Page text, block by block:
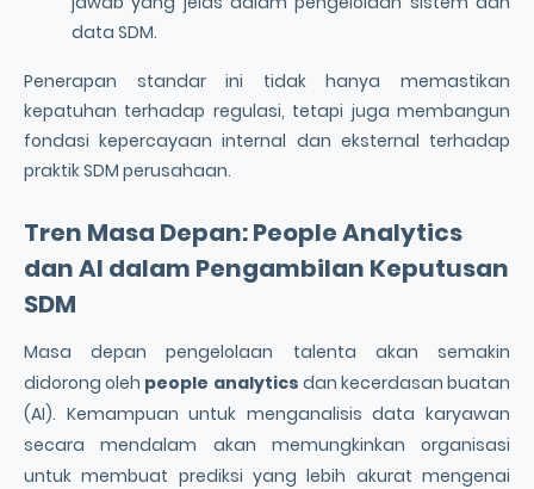
data SDM.
Penerapan standar ini tidak hanya memastikan
kepatuhan terhadap regulasi, tetapi juga membangun
fondasi kepercayaan internal dan eksternal terhadap
praktik SDM perusahaan.
Tren Masa Depan:People Analytics
dan AI dalam Pengambilan Keputusan
SDM
Masa depan pengelolaan talenta akan semakin
didorong oleh people analytics dan kecerdasan buatan
(AI). Kemampuan untuk menganalisis data karyawan
secara mendalam akan memungkinkan organisasi
untuk membuat prediksi yang lebih akurat mengenai